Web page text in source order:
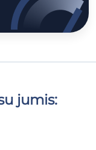
jumis: